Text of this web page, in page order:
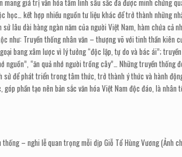
mang giá trị văn hóa tâm linh sâu sắc đã được minh chứng
học… kết hợp nhiều nguồn tư liệu khác để trở thành những
lâu dài hàng ngàn năm của người Việt Nam, hàm chứa cả
như: Truyền thống nhân văn – thượng võ với tinh thần kiên
bang xâm lược vì lý tưởng “độc lập, tự do và bác ái”;
nguồn”, “ăn quả nhớ người trồng cây”… Những truyền thống
sử để phát triển trong tâm thức, trở thành ý thức và hành
phần tạo nên bản sắc văn hóa Việt Nam độc đáo, là nhân
– nghi lễ quan trọng mỗi dịp Giỗ Tổ Hùng Vương (Ảnh